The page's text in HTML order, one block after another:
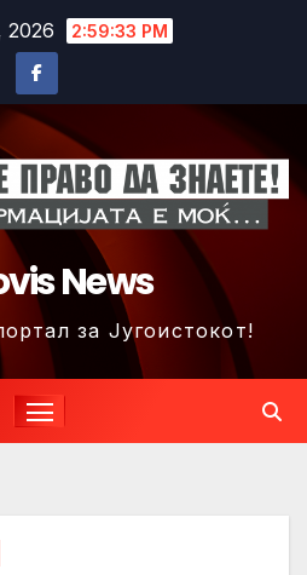
2026 2:59:36 PM
News
за Југоистокот!